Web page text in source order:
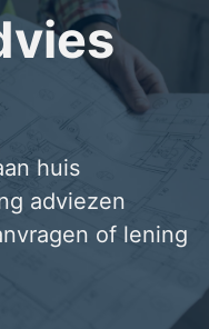
huis
adviezen
of lening